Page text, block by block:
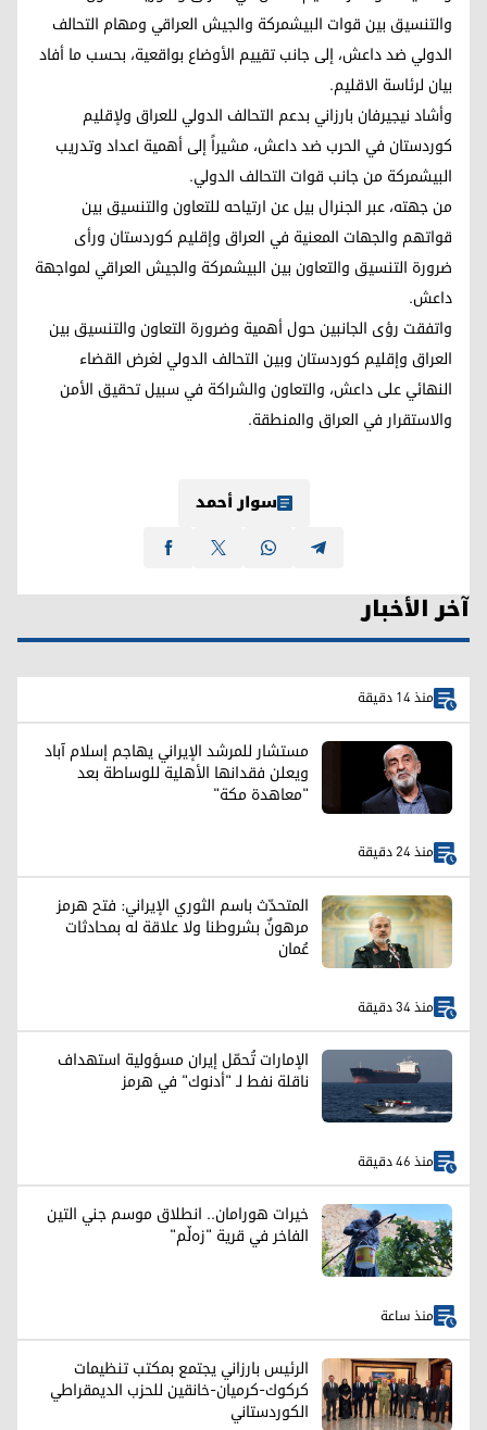
والتنسيق بين قوات البيشمركة والجيش العراقي ومهام التحالف
الدولي ضد داعش، إلى جانب تقييم الأوضاع بواقعية، بحسب ما أفاد
بيان لرئاسة الاقليم.
وأشاد نيجيرفان بارزاني بدعم التحالف الدولي للعراق ولإقليم
كوردستان في الحرب ضد داعش، مشيراً إلى أهمية اعداد وتدريب
البيشمركة من جانب قوات التحالف الدولي.
من جهته، عبر الجنرال بيل عن ارتياحه للتعاون والتنسيق بين
قواتهم والجهات المعنية في العراق وإقليم كوردستان ورأى
ضرورة التنسيق والتعاون بين البيشمركة والجيش العراقي لمواجهة
داعش.
واتفقت رؤى الجانبين حول أهمية وضرورة التعاون والتنسيق بين
العراق وإقليم كوردستان وبين التحالف الدولي لغرض القضاء
النهائي على داعش، والتعاون والشراكة في سبيل تحقيق الأمن
والاستقرار في العراق والمنطقة.
سوار أحمد
آخر الأخبار
منذ 14 دقيقة
مستشار للمرشد الإيراني يهاجم إسلام آباد
ويعلن فقدانها الأهلية للوساطة بعد
"معاهدة مكة"
منذ 24 دقيقة
المتحدّث باسم الثوري الإيراني: فتح هرمز
مرهونٌ بشروطنا ولا علاقة له بمحادثات
عُمان
منذ 34 دقيقة
الإمارات تُحمّل إيران مسؤولية استهداف
ناقلة نفط لـ "أدنوك" في هرمز
منذ 46 دقيقة
خيرات هورامان.. انطلاق موسم جني التين
الفاخر في قرية "زەڵم"
منذ ساعة
الرئيس بارزاني يجتمع بمكتب تنظيمات
كركوك-كرميان-خانقين للحزب الديمقراطي
الكوردستاني